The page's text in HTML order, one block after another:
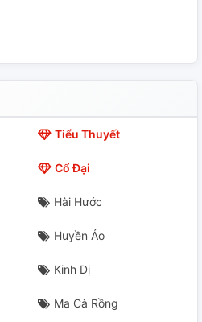
Tiểu Thuyết
Cổ Đại
Hài Hước
Huyền Ảo
Kinh Dị
Ma Cà Rồng